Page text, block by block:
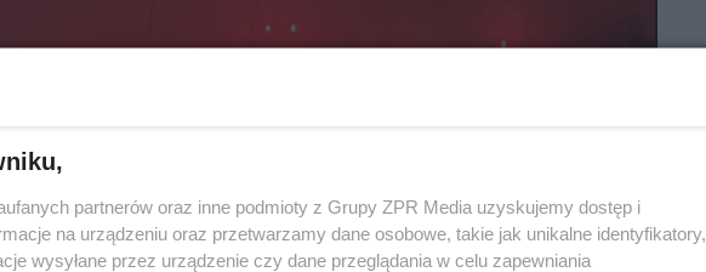
partnerów oraz inne podmioty z Grupy ZPR Media uzyskujemy dostęp i
na urządzeniu oraz przetwarzamy dane osobowe, takie jak unikalne identyfikatory,
wysyłane przez urządzenie czy dane przeglądania w celu zapewniania